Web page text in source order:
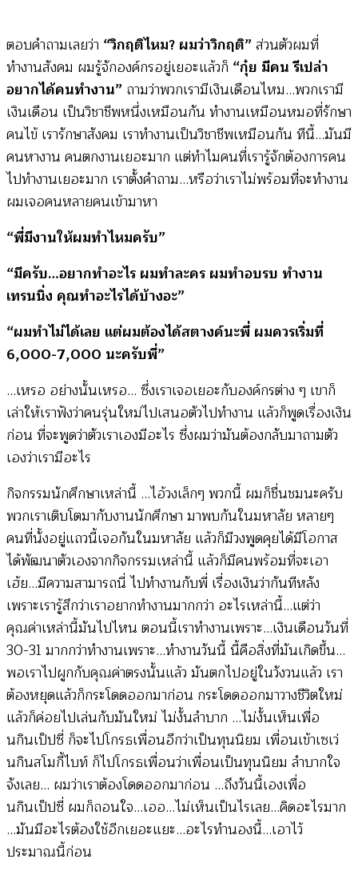
ตอบคำถามเลยว่า “วิกฤติไหม? ผมว่าวิกฤติ”ส่วนตัวผมที่
ทำงานสังคม ผมรู้จักองค์กรอยู่เยอะแล้วก็ “กุ๋ย มีคน รึเปล่า
อยากได้คนทำงาน” ถามว่าพวกเรามีเงินเดือนไหม…พวกเรามี
เงินเดือน เป็นวิชาชีพหนึ่งเหมือนกัน ทำงานเหมือนหมอที่รักษา
คนไข้ เรารักษาสังคม เราทำงานเป็นวิชาชีพเหมือนกัน ทีนี้…มันมี
คนหางาน คนตกงานเยอะมาก แต่ทำไมคนที่เรารู้จักต้องการคน
ไปทำงานเยอะมาก เราตั้งคำถาม…หรือว่าเราไม่พร้อมที่จะทำงาน
ผมเจอคนหลายคนเข้ามาหา
“พี่มีงานให้ผมทำไหมครับ”
“มีครับ…อยากทำอะไร ผมทำละคร ผมทำอบรบ ทำงาน
เทรนนิ่ง คุณทำอะไรได้บ้างอะ”
“ผมทำไม่ได้เลย แต่ผมต้องได้สตางค์นะพี่ ผมควรเริ่มที่
6,000-7,000 นะครับพี่”
…เหรอ อย่างนั้นเหรอ… ซึ่งเราเจอเยอะกับองค์กรต่าง ๆ เขาก็
เล่าให้เราฟังว่าคนรุ่นใหม่ไปเสนอตัวไปทำงาน แล้วก็พูดเรื่องเงิน
ก่อน ที่จะพูดว่าตัวเราเองมีอะไร ซึ่งผมว่ามันต้องกลับมาถามตัว
เองว่าเรามีอะไร
กิจกรรมนักศึกษาเหล่านี้ …ไอ้วงเล็กๆ พวกนี้ ผมก็ชื่นชมนะครับ
พวกเราเติบโตมากับงานนักศึกษา มาพบกันในมหาลัย หลายๆ
คนที่นั้งอยู่แถวนี้เจอกันในมหาลัย แล้วก็มีวงพูดคุยได้มีโอกาส
ได้พัฒนาตัวเองจากกิจกรรมเหล่านี้ แล้วก็มีคนพร้อมที่จะเอา
เฮ้ย…มีความสามารถนี่ ไปทำงานกับพี่ เรื่องเงินว่ากันทีหลัง
เพราะเรารู้สึกว่าเราอยากทำงานมากกว่า อะไรเหล่านี้…แต่ว่า
คุณค่าเหล่านี้มันไปไหน ตอนนี้เราทำงานเพราะ…เงินเดือนวันที่
30-31 มากกว่าทำงานเพราะ…ทำงานวันนี้ นี้คือสิ่งที่มันเกิดขึ้น…
พอเราไปผูกกับคุณค่าตรงนั้นแล้ว มันตกไปอยู่ในวังวนแล้ว เรา
ต้องหยุดแล้วก็กระโดดออกมาก่อน กระโดดออกมาวางชีวิตใหม่
แล้วก็ค่อยไปเล่นกับมันใหม่ ไม่งั้นลำบาก …ไม่งั้นเห็นเพื่อ
นกินเป็ปซี่ ก็จะไปโกรธเพื่อนอีกว่าเป็นทุนนิยม เพื่อนเข้าเซเว่
นกินสโมกี้ไบท์ ก็ไปโกรธเพื่อนว่าเพื่อนเป็นทุนนิยม ลำบากใจ
จังเลย… ผมว่าเราต้องโดดออกมาก่อน …ถึงวันนี้เองเพื่อ
นกินเป็ปซี่ ผมก็ถอนใจ…เออ…ไม่เห็นเป็นไรเลย…คิดอะไรมาก
…มันมีอะไรต้องใช้อีกเยอะแยะ…อะไรทำนองนี้…เอาไว้
ประมาณนี้ก่อน